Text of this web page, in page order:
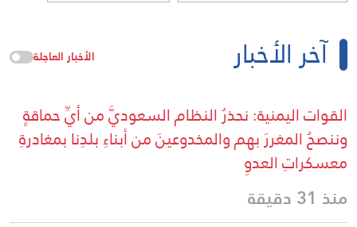
آخر الأخبار الأخبار العاجلة
القوات اليمنية: نحذرُ النظام السعوديَّ من أيِّ حماقةٍ
وننصحُ المغررَ بهم والمخدوعينَ من أبناءِ بلدِنا بمغادرةِ
معسكراتِ العدوِ
منذ 31 دقيقة